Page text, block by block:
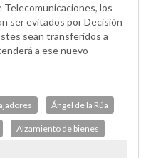
los
ser evitados por Decisión
sean transferidos a
a ese nuevo
Ángel de la Rúa
Alzamiento de bienes